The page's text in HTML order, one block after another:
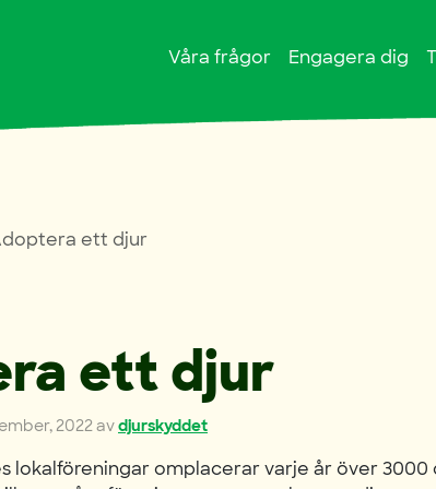
Våra frågor
Engagera dig
ett djur
ett djur
2022avdjurskyddet
lokalföreningar omplacerar varje år över 3000